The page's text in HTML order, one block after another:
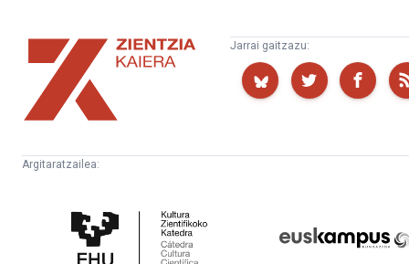
Zientzia
Kaiera
Jarrai gaitzazu:
Argitaratzailea:
Zientifikoko
Katedra